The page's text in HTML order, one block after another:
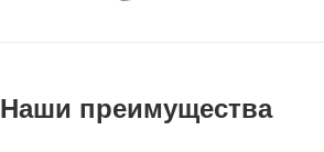
Наши преимущества